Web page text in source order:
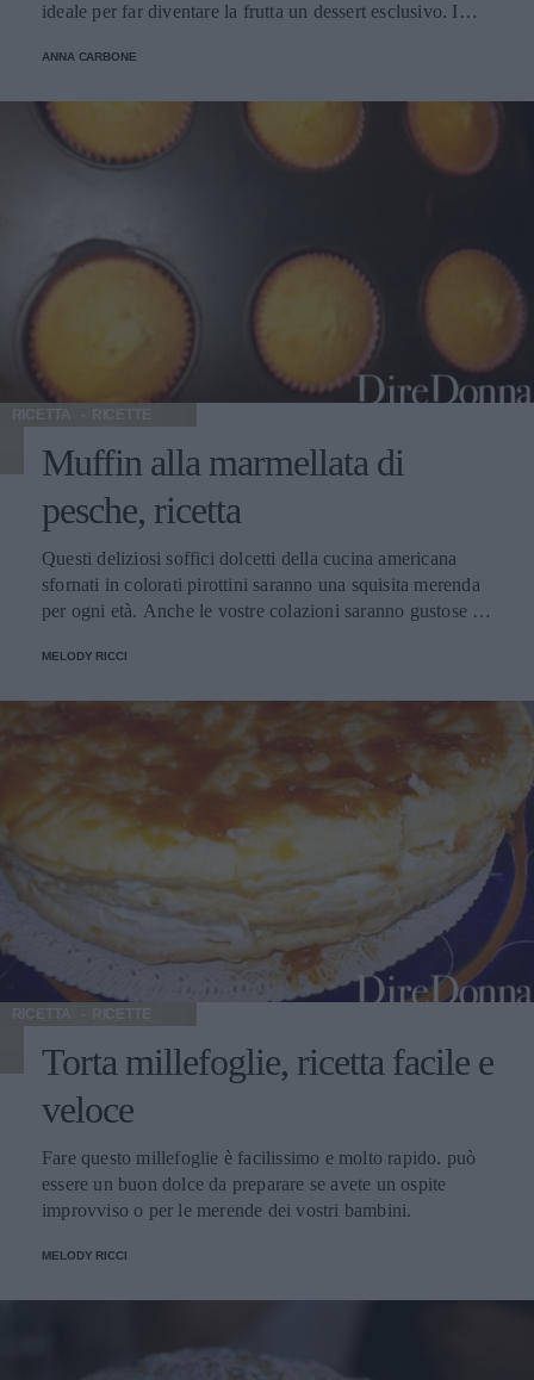
ideale per far diventare la frutta un dessert esclusivo. I
diventeranno più dolci che mai.
ANNA CARBONE
RICETTA
Muffin alla marmellata di
pesche, ricetta
Questi deliziosi soffici dolcetti della cucina americana
sfornati in colorati pirottini saranno una squisita merenda
per ogni età. Anche le vostre colazioni saranno gustose se
nella loro preparazione.
MELODY RICCI
RICETTA
Torta millefoglie, ricetta facile e
veloce
Fare questo millefoglie è facilissimo e molto rapido. può
essere un buon dolce da preparare se avete un ospite
improvviso o per le merende dei vostri bambini.
MELODY RICCI